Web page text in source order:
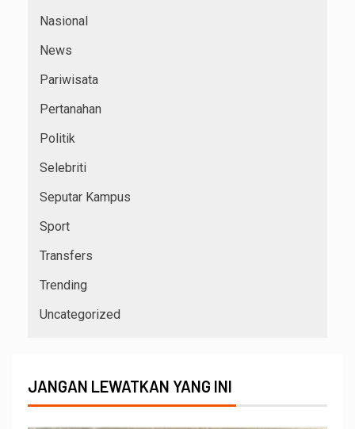
Nasional
News
Pariwisata
Pertanahan
Politik
Selebriti
Seputar Kampus
Sport
Transfers
Trending
Uncategorized
JANGAN LEWATKAN YANG INI